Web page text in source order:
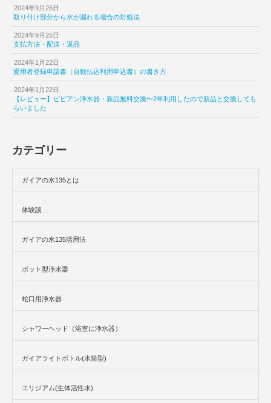
2024年9月26日
取り付け部分から水が漏れる場合の対処法
2024年9月26日
支払方法・配送・返品
2024年1月22日
愛用者登録申請書（自動払込利用申込書）の書き方
2024年1月22日
【レビュー】ビビアン浄水器・新品無料交換〜2年利用したので新品と交換しても
らいました
カテゴリー
ガイアの水135とは
体験談
ガイアの水135活用法
ポット型浄水器
蛇口用浄水器
シャワーヘッド（浴室に浄水器）
ガイアライトボトル(水筒型)
エリジアム(生体活性水)